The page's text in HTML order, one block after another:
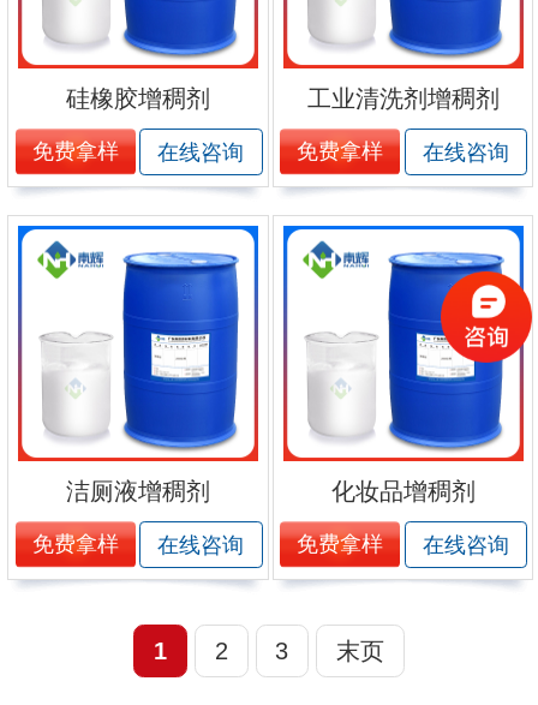
硅橡胶增稠剂
免费拿样 在线咨询
工业清洗剂增稠剂
免费拿样 在线咨询
洁厕液增稠剂
免费拿样 在线咨询
化妆品增稠剂
免费拿样 在线咨询
1 2 3 末页